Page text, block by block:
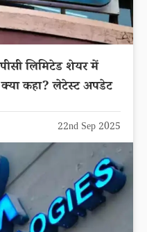
लिमिटेड शेयर में
कहा? लेटेस्ट अपडेट
22nd Sep 2025